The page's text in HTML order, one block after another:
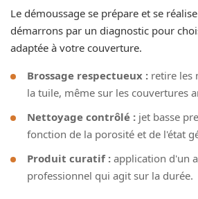
Le démoussage se prépare et se
démarrons par un diagnostic pour
adaptée à votre couverture.
Brossage respectueux : retire les
la tuile, même sur les couvertures
Nettoyage contrôlé : jet basse
fonction de la porosité et de l'état
Produit curatif : application d'un
professionnel qui agit sur la durée.